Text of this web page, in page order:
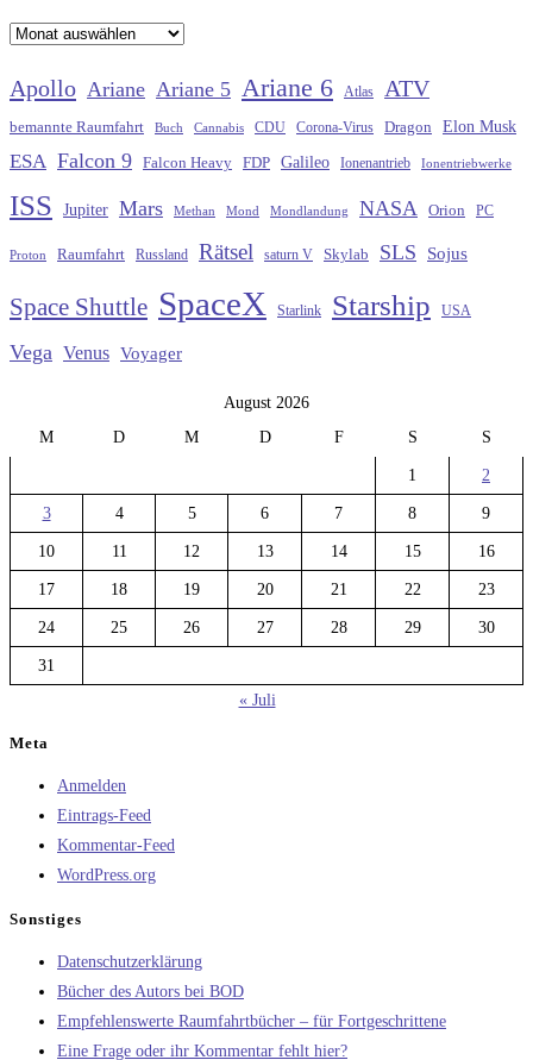
Archiv
Apollo Ariane Ariane 5 Ariane 6 Atlas ATV
bemannte Raumfahrt Buch Cannabis CDU Corona-Virus Dragon Elon Musk
ESA Falcon 9 Falcon Heavy FDP Galileo Ionenantrieb Ionentriebwerke
ISS Jupiter Mars Methan Mond Mondlandung NASA Orion PC
Proton Raumfahrt Russland Rätsel saturn V Skylab SLS Sojus
Space Shuttle SpaceX Starlink Starship USA
Vega Venus Voyager
August 2026
M
D M D F S S
1 2
3 4 5 6 7 8 9
10 11 12 13 14 15 16
17 18 19 20 21 22 23
24 25 26 27 28 29 30
31
« Juli
Meta
Anmelden
Eintrags-Feed
Kommentar-Feed
WordPress.org
Sonstiges
Datenschutzerklärung
Bücher des Autors bei BOD
Empfehlenswerte Raumfahrtbücher – für Fortgeschrittene
Eine Frage oder ihr Kommentar fehlt hier?